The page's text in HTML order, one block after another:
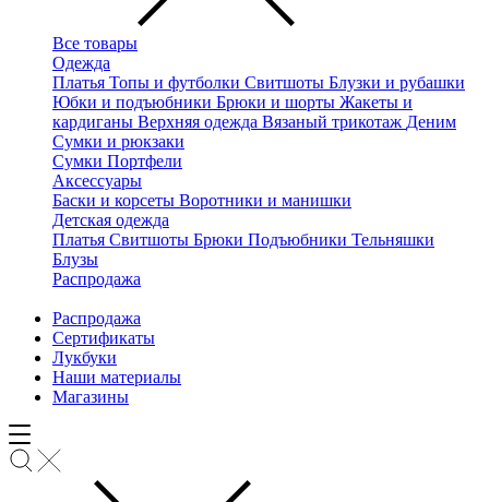
Все товары
Одежда
Платья Топы и футболки Свитшоты Блузки и рубашки
Юбки и подъюбники Брюки и шорты Жакеты и
кардиганы Верхняя одежда Вязаный трикотаж Деним
Сумки и рюкзаки
Сумки Портфели
Аксессуары
Баски и корсеты Воротники и манишки
Детская одежда
Платья Свитшоты Брюки Подъюбники Тельняшки
Блузы
Распродажа
Распродажа
Сертификаты
Лукбуки
Наши материалы
Магазины